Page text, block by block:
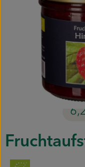
Piluweri im Glas
Blumensträuße
Naturkost
Kühltheke
Backwaren
Gemüsekiste